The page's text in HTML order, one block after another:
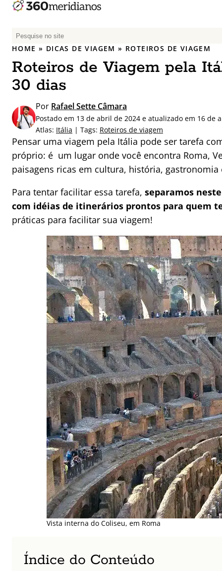
P
e
q
u
i
a
r
p
o
r
:
HOME » DICAS DE VIAGEM » ROTEIROS DE VIAGEM
Roteiros de Viagem pela
30 dias
Por Rafael Sette Câmara
Postado em 13 de abril de 2024 e atualizado em 16 de
Atlas: Itália | Tags: Roteiros de viagem
Pensar uma viagem pela Itália pode ser tarefa
próprio: é um lugar onde você encontra Roma,
paisagens ricas em cultura, história, gastronomia
Para tentar facilitar essa tarefa, separamos
com idéias de itinerários prontos para quem
práticas para facilitar sua viagem!
Vista interna do Coliseu, em Roma
Índice do Conteúdo